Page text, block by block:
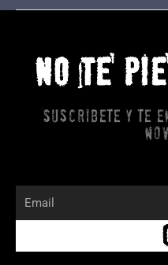
NO TE
Suscribete y te